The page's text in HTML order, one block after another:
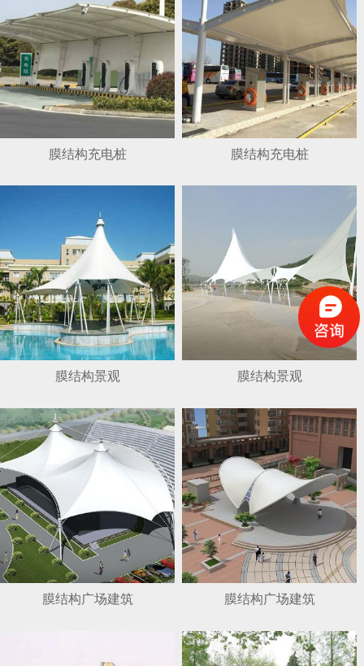
膜结构充电桩 膜结构充电桩
膜结构景观 膜结构景观
膜结构广场建筑 膜结构广场建筑